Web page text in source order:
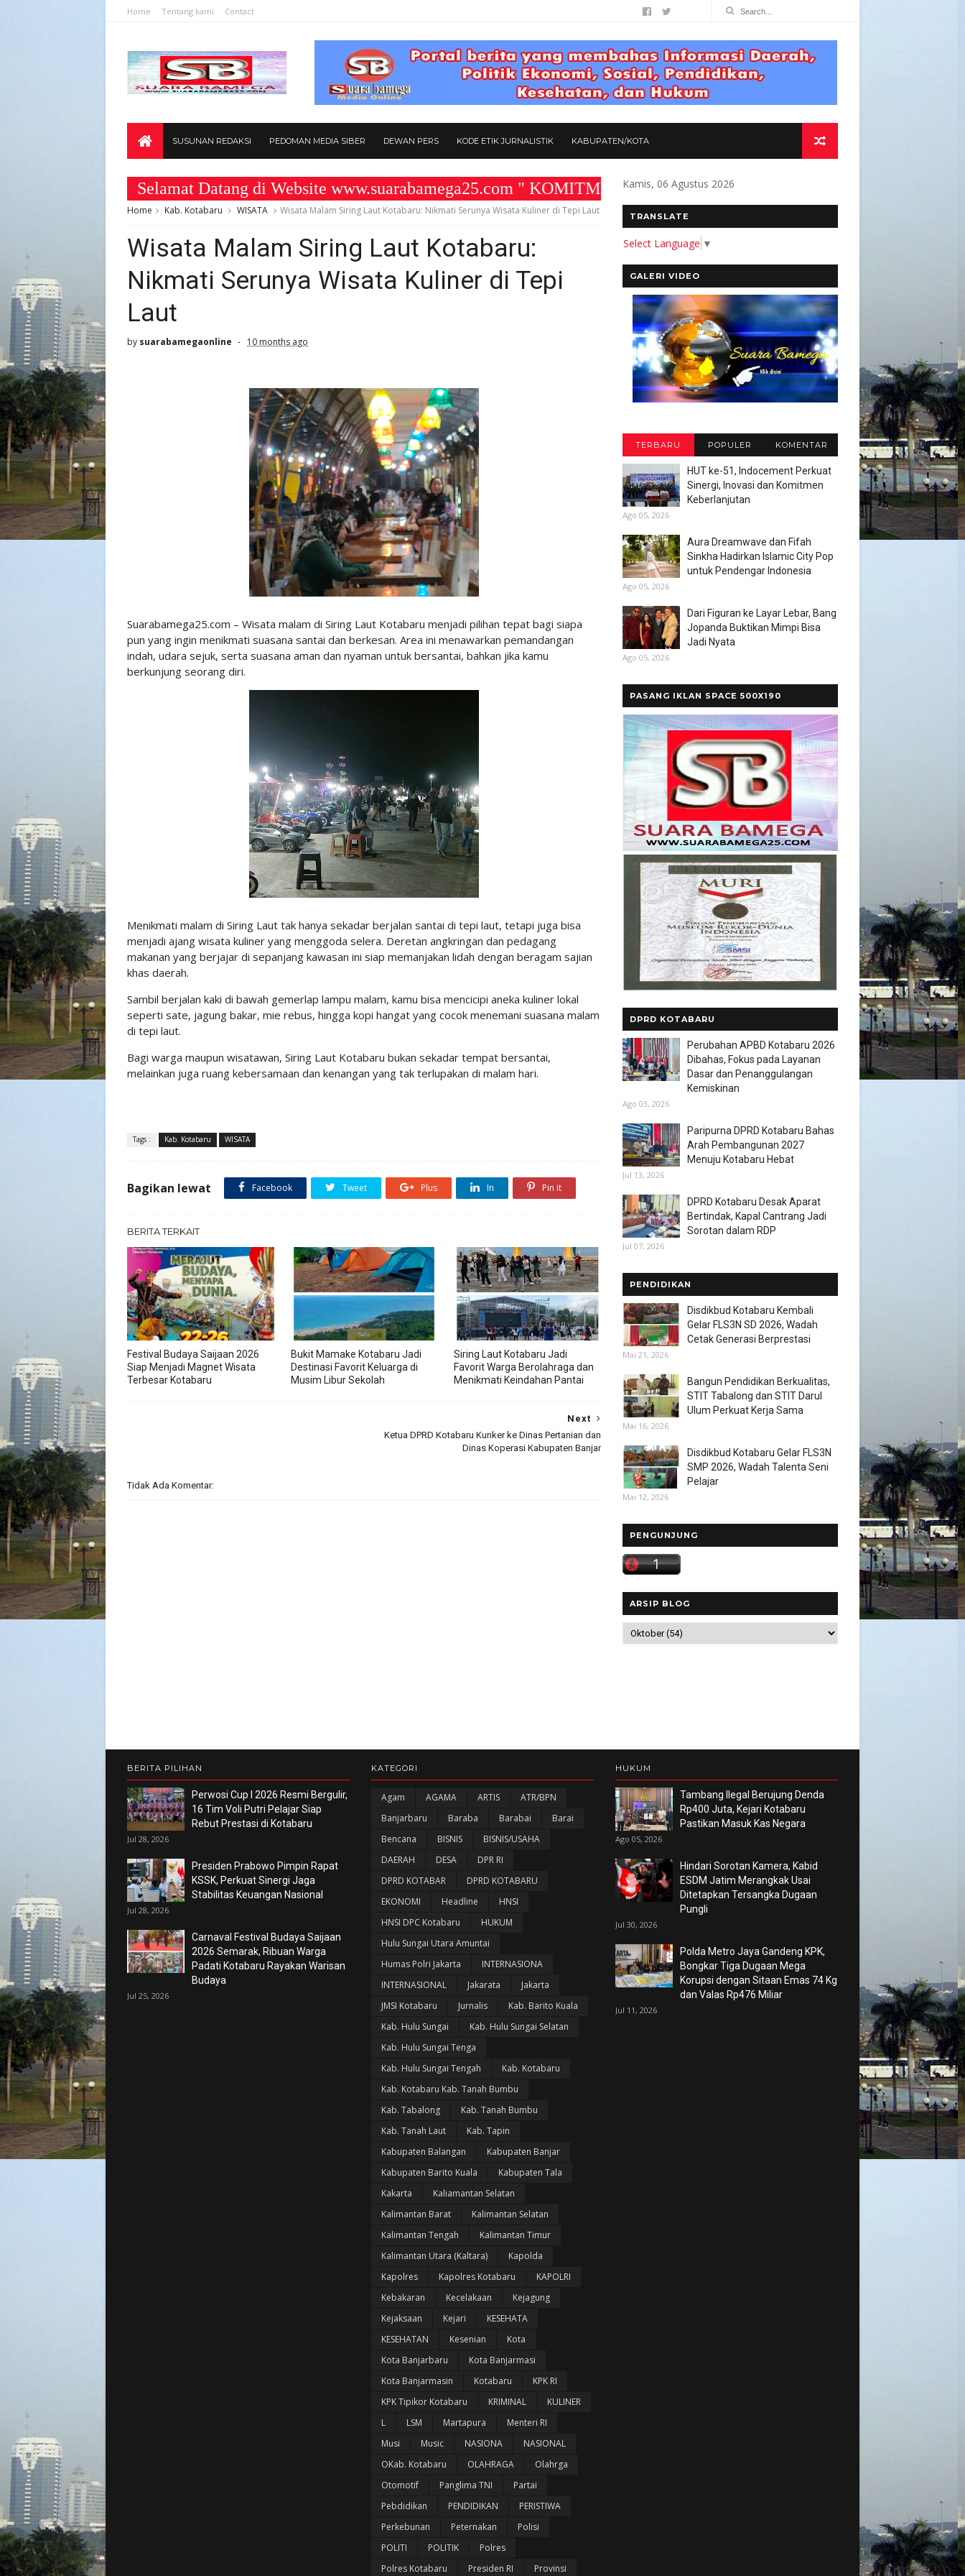
Home Tentang kami Contact
SUSUNAN REDAKSI PEDOMAN MEDIA SIBER DEWAN PERS KODE ETIK JURNALISTIK KABUPATEN/KOTA
Selamat Datang di Website www.suarabamega25.com " KOMITMEN KAMI MEMBANGUN MEDIA YANG AKURAT
Home Kab. Kotabaru WISATA Wisata Malam Siring Laut Kotabaru: Nikmati Serunya Wisata Kuliner di Tepi Laut
Wisata Malam Siring Laut Kotabaru:
Nikmati Serunya Wisata Kuliner di Tepi
Laut
by suarabamegaonline 10 months ago
Suarabamega25.com – Wisata malam di Siring Laut Kotabaru menjadi pilihan tepat bagi siapa
pun yang ingin menikmati suasana santai dan berkesan. Area ini menawarkan pemandangan
indah, udara sejuk, serta suasana aman dan nyaman untuk bersantai, bahkan jika kamu
berkunjung seorang diri.
Menikmati malam di Siring Laut tak hanya sekadar berjalan santai di tepi laut, tetapi juga bisa
menjadi ajang wisata kuliner yang menggoda selera. Deretan angkringan dan pedagang
makanan yang berjajar di sepanjang kawasan ini siap memanjakan lidah dengan beragam sajian
khas daerah.
Sambil berjalan kaki di bawah gemerlap lampu malam, kamu bisa mencicipi aneka kuliner lokal
seperti sate, jagung bakar, mie rebus, hingga kopi hangat yang cocok menemani suasana malam
di tepi laut.
Bagi warga maupun wisatawan, Siring Laut Kotabaru bukan sekadar tempat bersantai,
melainkan juga ruang kebersamaan dan kenangan yang tak terlupakan di malam hari.
Tags : Kab. Kotabaru WISATA
Bagikan lewat Facebook Tweet Plus In Pin it
BERITA TERKAIT
Festival Budaya Saijaan 2026
Siap Menjadi Magnet Wisata
Terbesar Kotabaru
Bukit Mamake Kotabaru Jadi
Destinasi Favorit Keluarga di
Musim Libur Sekolah
Siring Laut Kotabaru Jadi
Favorit Warga Berolahraga dan
Menikmati Keindahan Pantai
Next
Ketua DPRD Kotabaru Kunker ke Dinas Pertanian dan
Dinas Koperasi Kabupaten Banjar
Tidak Ada Komentar:
Kamis, 06 Agustus 2026
TRANSLATE
Select Language ▼
GALERI VIDEO
TERBARU POPULER KOMENTAR
HUT ke-51, Indocement Perkuat
Sinergi, Inovasi dan Komitmen
Keberlanjutan
Ago 05, 2026
Aura Dreamwave dan Fifah
Sinkha Hadirkan Islamic City Pop
untuk Pendengar Indonesia
Ago 05, 2026
Dari Figuran ke Layar Lebar, Bang
Jopanda Buktikan Mimpi Bisa
Jadi Nyata
Ago 05, 2026
PASANG IKLAN SPACE 500X190
DPRD KOTABARU
Perubahan APBD Kotabaru 2026
Dibahas, Fokus pada Layanan
Dasar dan Penanggulangan
Kemiskinan
Ago 03, 2026
Paripurna DPRD Kotabaru Bahas
Arah Pembangunan 2027
Menuju Kotabaru Hebat
Jul 13, 2026
DPRD Kotabaru Desak Aparat
Bertindak, Kapal Cantrang Jadi
Sorotan dalam RDP
Jul 07, 2026
PENDIDIKAN
Disdikbud Kotabaru Kembali
Gelar FLS3N SD 2026, Wadah
Cetak Generasi Berprestasi
Mai 21, 2026
Bangun Pendidikan Berkualitas,
STIT Tabalong dan STIT Darul
Ulum Perkuat Kerja Sama
Mai 16, 2026
Disdikbud Kotabaru Gelar FLS3N
SMP 2026, Wadah Talenta Seni
Pelajar
Mai 12, 2026
PENGUNJUNG
ARSIP BLOG
BERITA PILIHAN
Perwosi Cup I 2026 Resmi Bergulir,
16 Tim Voli Putri Pelajar Siap
Rebut Prestasi di Kotabaru
Jul 28, 2026
Presiden Prabowo Pimpin Rapat
KSSK, Perkuat Sinergi Jaga
Stabilitas Keuangan Nasional
Jul 28, 2026
Carnaval Festival Budaya Saijaan
2026 Semarak, Ribuan Warga
Padati Kotabaru Rayakan Warisan
Budaya
Jul 25, 2026
KATEGORI
Agam AGAMA ARTIS
ATR/BPN
Banjarbaru
Baraba Barabai
Barai
Bencana
BISNIS
BISNIS/USAHA
DAERAH
DESA
DPR RI
DPRD KOTABAR
DPRD KOTABARU
EKONOMI
Headline
HNSI
HNSI DPC Kotabaru
HUKUM
Hulu Sungai Utara Amuntai
Humas Polri Jakarta
INTERNASIONA
INTERNASIONAL
Jakarata
Jakarta
JMSI Kotabaru
Jurnalis
Kab. Barito Kuala
Kab. Hulu Sungai
Kab. Hulu Sungai Selatan
Kab. Hulu Sungai Tenga
Kab. Hulu Sungai Tengah
Kab. Kotabaru
Kab. Kotabaru Kab. Tanah Bumbu
Kab. Tabalong
Kab. Tanah Bumbu
Kab. Tanah Laut
Kab. Tapin
Kabupaten Balangan
Kabupaten Banjar
Kabupaten Barito Kuala
Kabupaten Tala
Kakarta
Kaliamantan Selatan
Kalimantan Barat
Kalimantan Selatan
Kalimantan Tengah
Kalimantan Timur
Kalimantan Utara (Kaltara)
Kapolda
Kapolres
Kapolres Kotabaru
KAPOLRI
Kebakaran
Kecelakaan
Kejagung
Kejaksaan
Kejari
KESEHATA
KESEHATAN
Kesenian
Kota
Kota Banjarbaru
Kota Banjarmasi
Kota Banjarmasin
Kotabaru
KPK RI
KPK Tipikor Kotabaru
KRIMINAL
KULINER
L
LSM Martapura
Menteri RI
Musi
Music NASIONA
NASIONAL
OKab. Kotabaru
OLAHRAGA
Olahrga
Otomotif
Panglima TNI
Partai
Pebdidikan
PENDIDIKAN
PERISTIWA
Perkebunan
Peternakan
Polisi
POLITI
POLITIK
Polres
Polres Kotabaru
Presiden RI Provinsi
HUKUM
Tambang Ilegal Berujung Denda
Rp400 Juta, Kejari Kotabaru
Pastikan Masuk Kas Negara
Ago 05, 2026
Hindari Sorotan Kamera, Kabid
ESDM Jatim Merangkak Usai
Ditetapkan Tersangka Dugaan
Pungli
Jul 30, 2026
Polda Metro Jaya Gandeng KPK,
Bongkar Tiga Dugaan Mega
Korupsi dengan Sitaan Emas 74 Kg
dan Valas Rp476 Miliar
Jul 11, 2026